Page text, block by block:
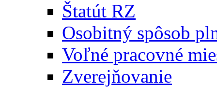
Štatút RZ
Osobitný spôsob
Voľné pracovné
Zverejňovanie